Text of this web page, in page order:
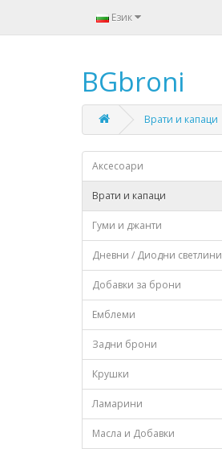
Език
BGbroni
Врати и капаци
Аксесоари
Врати и капаци
Гуми и джанти
Дневни / Диодни светлини
Добавки за брони
Емблеми
Задни брони
Крушки
Ламарини
Масла и Добавки